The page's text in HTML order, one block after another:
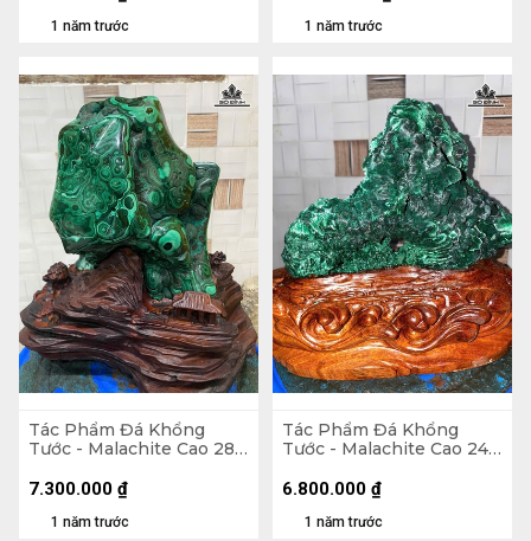
1 năm trước 1 năm trước
Tác Phẩm Đá Khổng
Tước - Malachite Cao 28
1 năm trước
7.300.000 ₫
Tác Phẩm Đá Khổng
Tước - Malachite Cao 24
1 năm trước
6.800.000 ₫